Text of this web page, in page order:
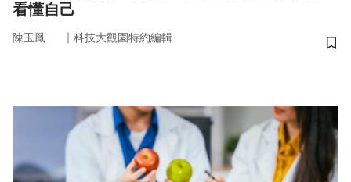
看懂自己
陳玉鳳 ｜ 科技大觀園特約編輯
儲